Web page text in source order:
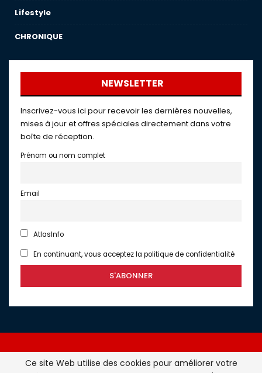
Lifestyle
CHRONIQUE
NEWSLETTER
Inscrivez-vous ici pour recevoir les dernières nouvelles,
mises à jour et offres spéciales directement dans votre
boîte de réception.
Prénom ou nom complet
Email
AtlasInfo
En continuant, vous acceptez la politique de confidentialité
Ce site Web utilise des cookies pour améliorer votre